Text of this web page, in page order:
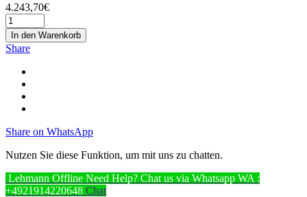
4.243,70€
In den Warenkorb
Share
Share on WhatsApp
Nutzen Sie diese Funktion, um mit uns zu chatten.
Lehmann Offline Need Help? Chat us via Whatsapp WA :
+4921914220648 Chat